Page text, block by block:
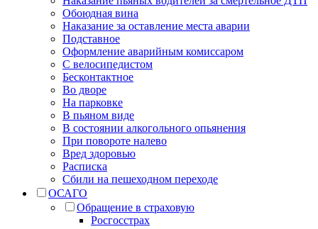
Обоюдная вина
Наказание за оставление места аварии
Подставное
Оформление аварийным комиссаром
С велосипедистом
Бесконтактное
Во дворе
На парковке
В пьяном виде
В состоянии алкогольного опьянения
При повороте налево
Вред здоровью
Расписка
Сбили на пешеходном переходе
ОСАГО
Обращение в страховую
Росгосстрах